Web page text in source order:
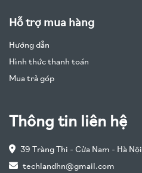
Hỗ trợ mua hàng
Hướng dẫn
Hình thức thanh toán
Mua trả góp
Thông tin liên hệ
39 Tràng Thi - Cửa Nam - Hà Nội
techlandhn@gmail.com